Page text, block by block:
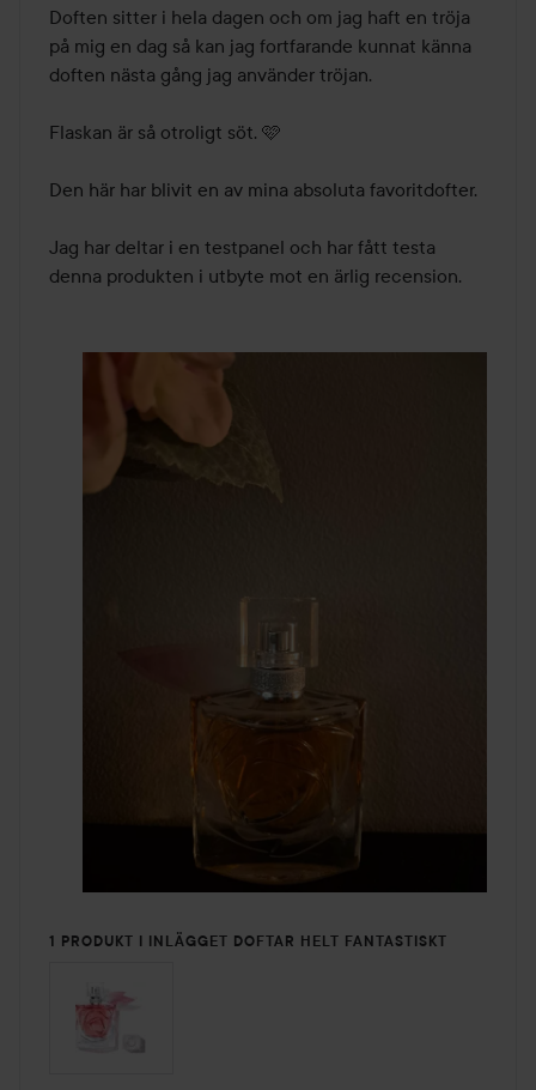
Doften sitter i hela dagen och om jag haft en tröja
på mig en dag så kan jag fortfarande kunnat känna
doften nästa gång jag använder tröjan.
Flaskan är så otroligt söt. 🩷
Den här har blivit en av mina absoluta favoritdofter.
Jag har deltar i en testpanel och har fått testa
denna produkten i utbyte mot en ärlig recension.
1 PRODUKT I INLÄGGET DOFTAR HELT FANTASTISKT